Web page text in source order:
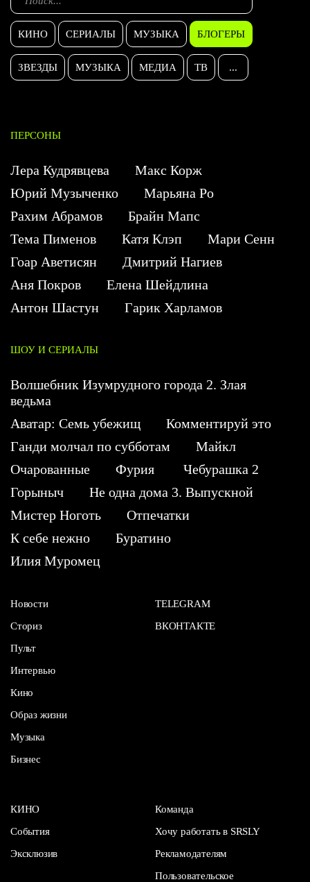
КИНО СЕРИАЛЫ МУЗЫКА БЛОГЕРЫ
ЗВЕЗДЫ МУЗЫКА МЕДИА ТВ ...
ПЕРСОНЫ
Лера Кудрявцева
Макс Корж
Юрий Музыченко
Марьяна Ро
Рахим Абрамов
Брайн Мапс
Тема Пименов
Катя Клэп
Мари Сенн
Гоар Аветисян
Дмитрий Нагиев
Аня Покров
Елена Шейдлина
Антон Шастун
Гарик Харламов
ШОУ И СЕРИАЛЫ
Волшебник Изумрудного города 2. Злая
ведьма
Аватар: Семь убежищ
Комментируй это
Ганди молчал по субботам
Майкл
Очарованные
Фурия
Чебурашка 2
Горыныч
Не одна дома 3. Выпускной
Мистер Ноготь
Отпечатки
К себе нежно
Буратино
Илия Муромец
Новости
Сториз
Пульт
Интервью
Кино
Образ жизни
Музыка
Бизнес
TELEGRAM
ВКОНТАКТЕ
КИНО
События
Эксклюзив
Команда
Хочу работать в SRSLY
Рекламодателям
Пользовательское